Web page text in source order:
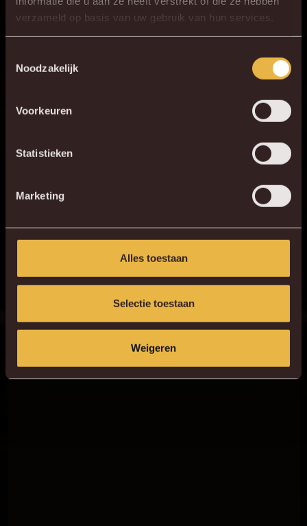
verzameld op basis van uw gebruik van hun services.
Noodzakelijk
Voorkeuren
Statistieken
Marketing
Alles toestaan
Selectie toestaan
Weigeren
×
DE NIEUWE KVM APP
Download de gloednieuwe KVM App nu via je